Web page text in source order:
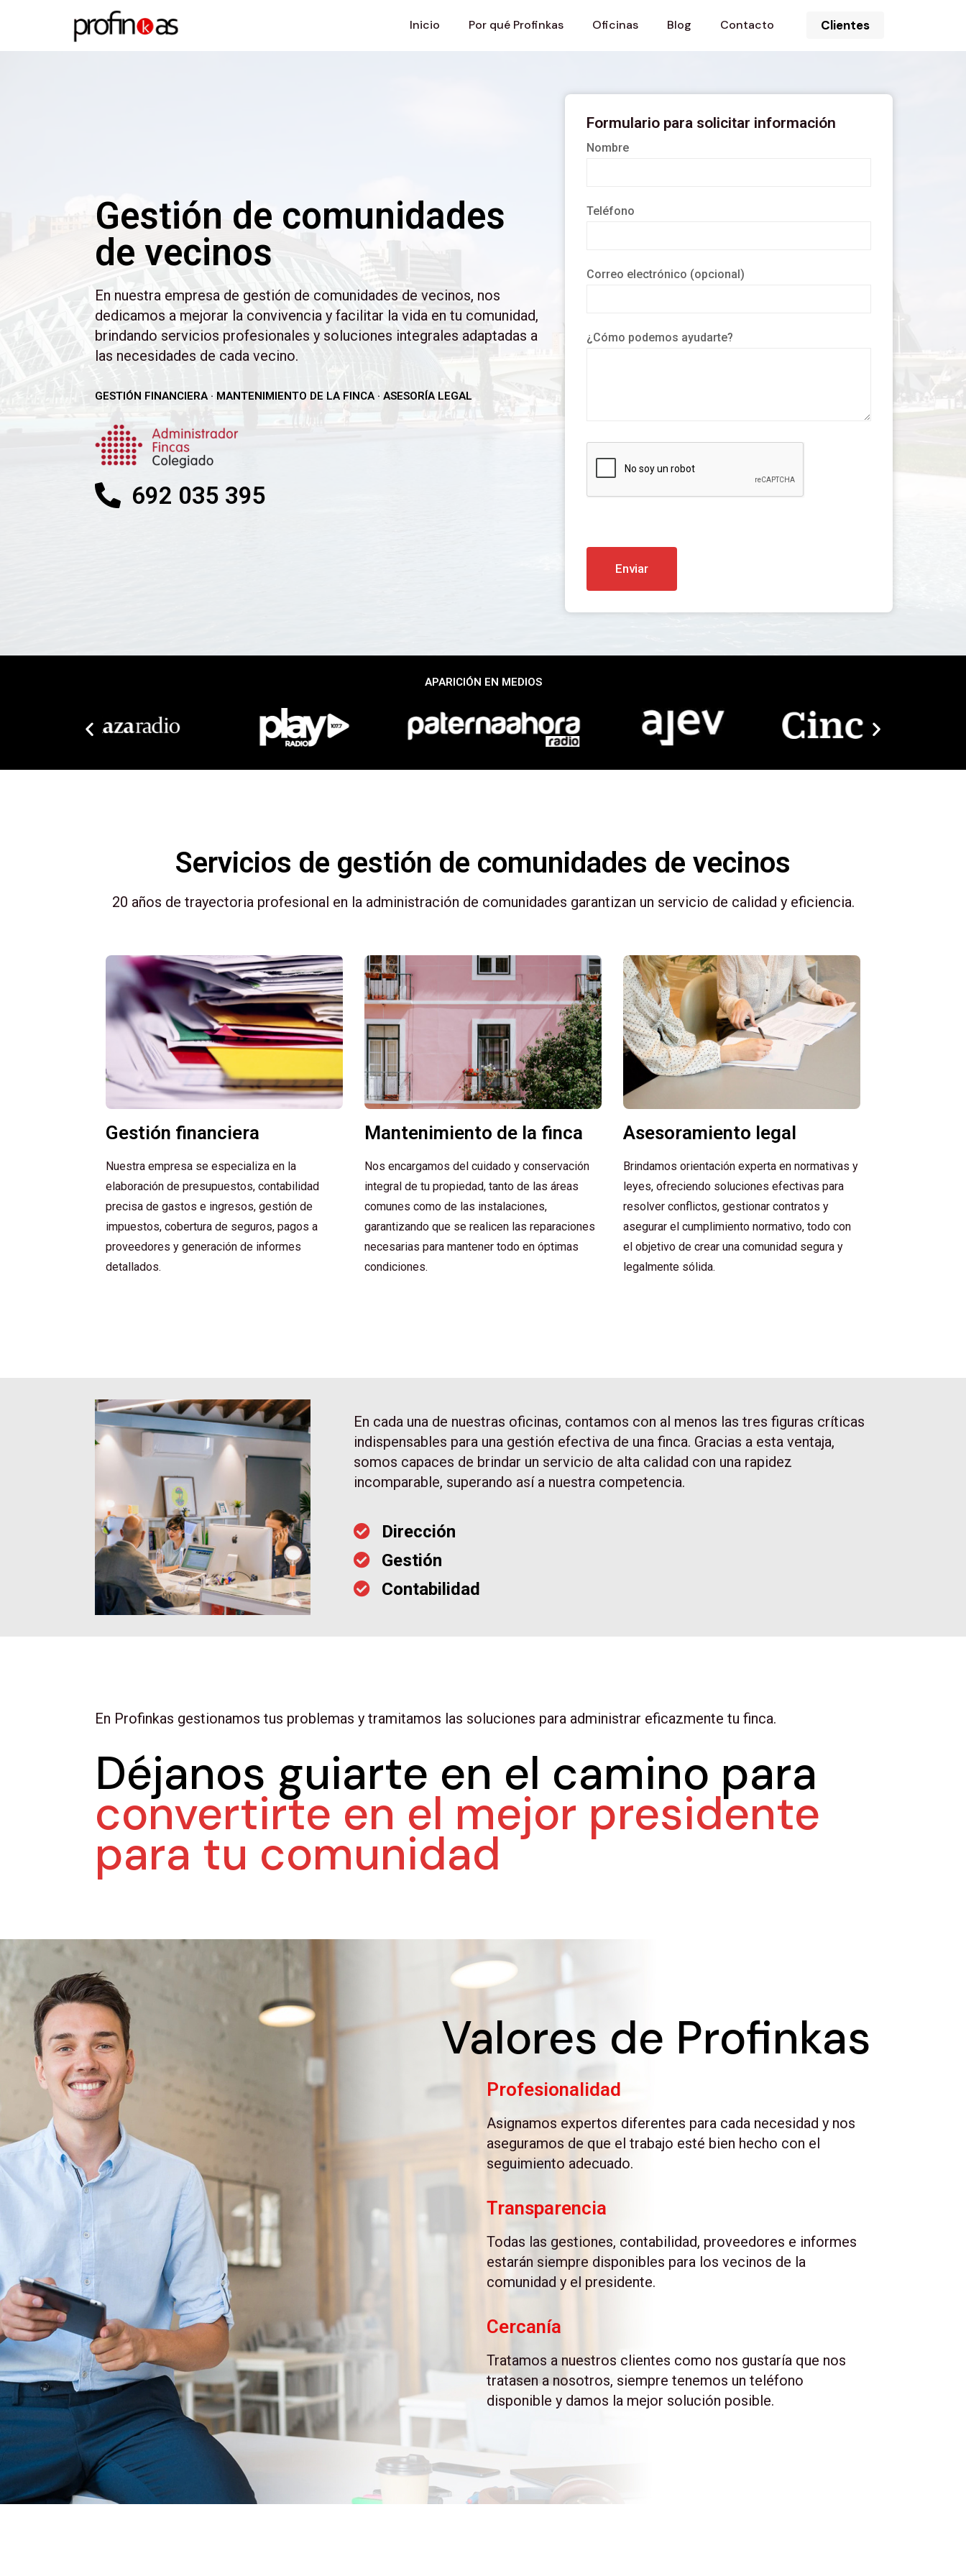
Inicio Por qué Profinkas Oficinas Blog Contacto Clientes
Gestión de comunidades
de vecinos
En nuestra empresa de gestión de comunidades de vecinos, nos
dedicamos a mejorar la convivencia y facilitar la vida en tu comunidad,
brindando servicios profesionales y soluciones integrales adaptadas a
las necesidades de cada vecino.
GESTIÓN FINANCIERA · MANTENIMIENTO DE LA FINCA · ASESORÍA LEGAL
692 035 395
Formulario para solicitar información
Nombre
Teléfono
Correo electrónico (opcional)
¿Cómo podemos ayudarte?
APARICIÓN EN MEDIOS
Servicios de gestión de comunidades de vecinos
20 años de trayectoria profesional en la administración de comunidades garantizan un servicio de calidad y eficiencia.
Gestión financiera
Nuestra empresa se especializa en la
elaboración de presupuestos, contabilidad
precisa de gastos e ingresos, gestión de
impuestos, cobertura de seguros, pagos a
proveedores y generación de informes
detallados.
Mantenimiento de la finca
Nos encargamos del cuidado y conservación
integral de tu propiedad, tanto de las áreas
comunes como de las instalaciones,
garantizando que se realicen las reparaciones
necesarias para mantener todo en óptimas
condiciones.
Asesoramiento legal
Brindamos orientación experta en normativas y
leyes, ofreciendo soluciones efectivas para
resolver conflictos, gestionar contratos y
asegurar el cumplimiento normativo, todo con
el objetivo de crear una comunidad segura y
legalmente sólida.
En cada una de nuestras oficinas, contamos con al menos las tres figuras críticas
indispensables para una gestión efectiva de una finca. Gracias a esta ventaja,
somos capaces de brindar un servicio de alta calidad con una rapidez
incomparable, superando así a nuestra competencia.
Dirección
Gestión
Contabilidad
En Profinkas gestionamos tus problemas y tramitamos las soluciones para administrar eficazmente tu finca.
Déjanos guiarte en el camino para
convertirte en el mejor presidente
para tu comunidad
Valores de Profinkas
Profesionalidad
Asignamos expertos diferentes para cada necesidad y nos
aseguramos de que el trabajo esté bien hecho con el
seguimiento adecuado.
Transparencia
Todas las gestiones, contabilidad, proveedores e informes
estarán siempre disponibles para los vecinos de la
comunidad y el presidente.
Cercanía
Tratamos a nuestros clientes como nos gustaría que nos
tratasen a nosotros, siempre tenemos un teléfono
disponible y damos la mejor solución posible.